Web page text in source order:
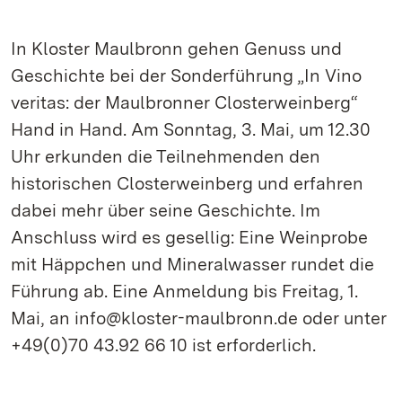
In Kloster Maulbronn gehen Genuss und
Geschichte bei der Sonderführung „In Vino
veritas: der Maulbronner Closterweinberg“
Hand in Hand. Am Sonntag, 3. Mai, um 12.30
Uhr erkunden die Teilnehmenden den
historischen Closterweinberg und erfahren
dabei mehr über seine Geschichte. Im
Anschluss wird es gesellig: Eine Weinprobe
mit Häppchen und Mineralwasser rundet die
Führung ab. Eine Anmeldung bis Freitag, 1.
Mai, an info@kloster-maulbronn.de oder unter
+49(0)70 43.92 66 10 ist erforderlich.